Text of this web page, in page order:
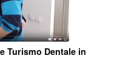
Turismo Dentale in